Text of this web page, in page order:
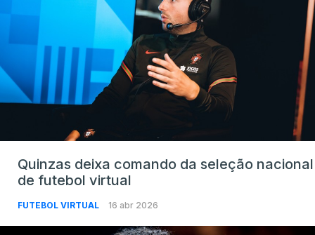
Quinzas deixa comando da seleção nacional
de futebol virtual
FUTEBOL VIRTUAL 16 abr 2026